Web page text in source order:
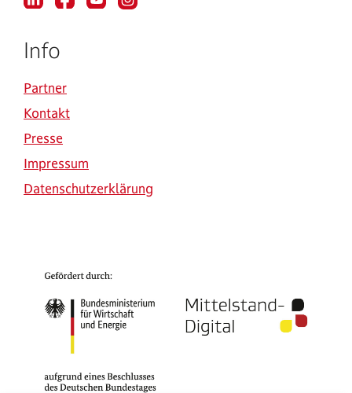
Info
Partner
Kontakt
Presse
Impressum
Datenschutzerklärung